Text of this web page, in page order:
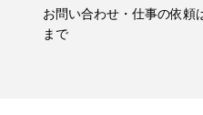
お問い合わせ・仕事の依頼
まで